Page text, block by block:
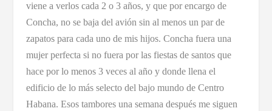
viene a verlos cada 2 o 3 años, y que por encargo de
Concha, no se baja del avión sin al menos un par de
zapatos para cada uno de mis hijos. Concha fuera una
mujer perfecta si no fuera por las fiestas de santos que
hace por lo menos 3 veces al año y donde llena el
edificio de lo más selecto del bajo mundo de Centro
Habana. Esos tambores una semana después me siguen